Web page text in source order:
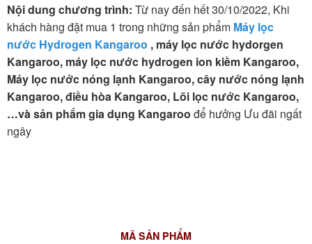
Nội dung chương trình: Từ nay đến hết 30/10/2022, Khi
khách hàng đặt mua 1 trong những sản phẩm Máy lọc
nước Hydrogen Kangaroo , máy lọc nước hydorgen
Kangaroo, máy lọc nước hydrogen ion kiềm Kangaroo,
Máy lọc nước nóng lạnh Kangaroo, cây nước nóng lạnh
Kangaroo, điều hòa Kangaroo, Lõi lọc nước Kangaroo,
…và sản phẩm gia dụng Kangaroo để hưởng Ưu đãi ngất
ngây
MÃ SẢN PHẨM